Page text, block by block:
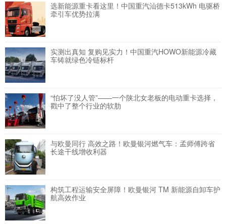
选新能源重卡看这里！中国重汽汕德卡513kWh 电驱桥
牵引车优势拉满
实测出真知 复购见实力！中国重汽HOWO新能源冷藏
车铸就绿色冷链标杆
“怕坏了没人管”——一个陕北女老板的电动重卡选择，
戳中了整个行业的软肋
与欧曼同行 高效之路！欧曼银河燃气车：孟师傅跨省
长途干线增收利器
构筑工程运输安全屏障！欧曼银河 TM 新能源自卸车护
航高效作业